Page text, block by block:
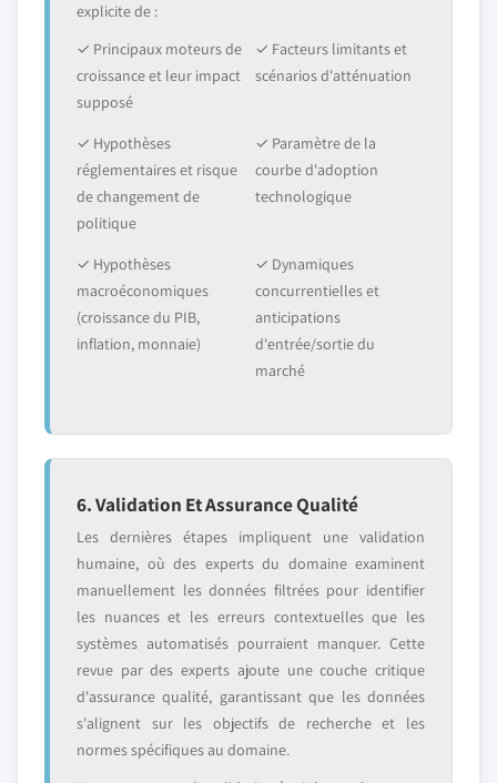
explicite de :
✓ Principaux moteurs de
croissance et leur impact
supposé
✓ Facteurs limitants et
scénarios d'atténuation
✓ Hypothèses
réglementaires et risque
de changement de
politique
✓ Paramètre de la
courbe d'adoption
technologique
✓ Hypothèses
macroéconomiques
(croissance du PIB,
inflation, monnaie)
✓ Dynamiques
concurrentielles et
anticipations
d'entrée/sortie du
marché
6. Validation Et Assurance Qualité
Les dernières étapes impliquent une validation
humaine, où des experts du domaine examinent
manuellement les données filtrées pour identifier
les nuances et les erreurs contextuelles que les
systèmes automatisés pourraient manquer. Cette
revue par des experts ajoute une couche critique
d'assurance qualité, garantissant que les données
s'alignent sur les objectifs de recherche et les
normes spécifiques au domaine.